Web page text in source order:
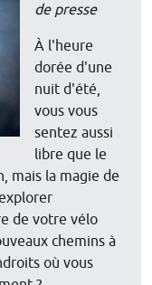
de presse
À l'heure
dorée d'une
nuit d'été,
vous vous
sentez aussi
libre que le
mais la magie de
de votre vélo
chemins à
où vous